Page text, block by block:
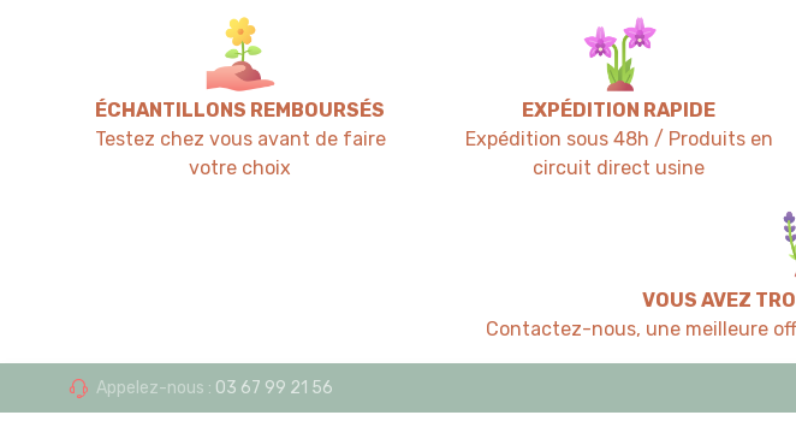
ÉCHANTILLONS REMBOURSÉS
Testez chez vous avant de faire
votre choix
EXPÉDITION RAPIDE
Expédition sous 48h / Produits en
circuit direct usine
VOUS AVEZ
Contactez-nous, une meilleure
Appelez-nous : 03 67 99 21 56